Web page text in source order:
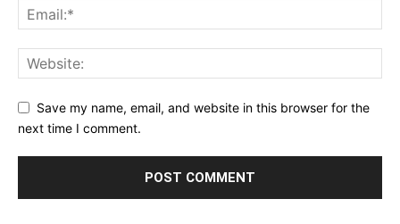
Save my name, email, and website in this browser for the
next time I comment.